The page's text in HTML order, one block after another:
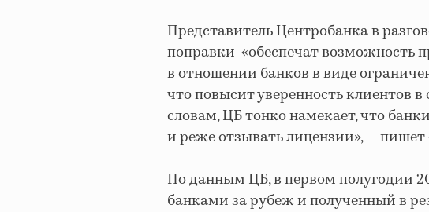
Представитель Центробанка в
поправки «обеспечат возможность
в отношении банков в виде
что повысит уверенность клиентов
словам, ЦБ тонко намекает, что
и реже отзывать лицензии», —
По данным ЦБ, в первом полугодии
банками за рубеж и полученный в